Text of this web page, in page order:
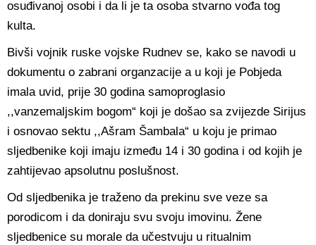
osuđivanoj osobi i da li je ta osoba stvarno vođa tog
kulta.
Bivši vojnik ruske vojske Rudnev se, kako se navodi u
dokumentu o zabrani organzacije a u koji je Pobjeda
imala uvid, prije 30 godina samoproglasio
,,vanzemaljskim bogom“ koji je došao sa zvijezde Sirijus
i osnovao sektu ,,Ašram Šambala“ u koju je primao
sljedbenike koji imaju između 14 i 30 godina i od kojih je
zahtijevao apsolutnu poslušnost.
Od sljedbenika je traženo da prekinu sve veze sa
porodicom i da doniraju svu svoju imovinu. Žene
sljedbenice su morale da učestvuju u ritualnim